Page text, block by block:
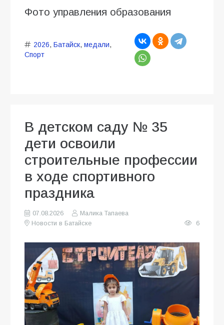
Фото управления образования
2026, Батайск, медали,
Спорт
В детском саду № 35
дети освоили
строительные профессии
в ходе спортивного
праздника
07.08.2026
Малика Тапаева
Новости в Батайске
6